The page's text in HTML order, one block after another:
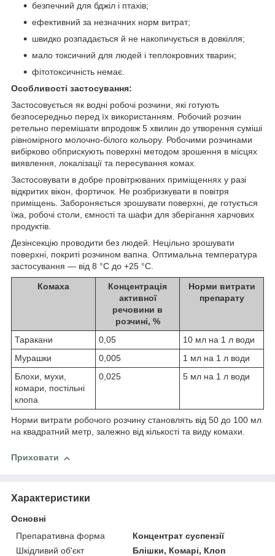
безпечний для бджіл і птахів;
ефективний за незначних норм витрат;
швидко розпадається й не накопичується в довкілля;
мало токсичний для людей і теплокровних тварин;
фітотоксичність немає.
Особливості застосування:
Застосовується як водні робочі розчини, які готують
безпосередньо перед їх використанням. Робочий розчин
ретельно перемішати впродовж 5 хвилин до утворення суміші
рівномірного молочно-білого кольору. Робочими розчинами
вибірково обприскують поверхні методом зрошення в місцях
виявлення, локалізації та пересування комах.
Застосовувати в добре провітрюваних приміщеннях у разі
відкритих вікон, фортичок. Не розбризкувати в повітря
приміщень. Забороняється зрошувати поверхні, де готується
їжа, робочі столи, ємності та шафи для зберігання харчових
продуктів.
Дезінсекцію проводити без людей. Нецільно зрошувати
поверхні, покриті розчином вапна. Оптимальна температура
застосування — від 8 °C до +25 °C.
Комаха
Концентрація
активної
речовини в
розчині, %
Норми витрати
препарату
Таракани 0,05
10 мл на 1 л води
Мурашки
0,005
1 мл на 1 л води
Блохи, мухи,
комари, постільні
клопа
0,025 5 мл на 1 л води
Норми витрати робочого розчину становлять від 50 до 100 мл
на квадратний метр, залежно від кількості та виду комахи.
Приховати
Характеристики
Основні
Препаративна форма
Концентрат суспензії
Шкідливий об'єкт
Блішки, Комарі, Клоп